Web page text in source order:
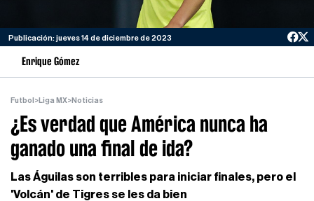
Publicación: jueves 14 de diciembre de 2023
Enrique Gómez
Futbol >Liga MX>Noticias
¿Es verdad que América nunca ha
ganado una final de ida?
Las Águilas son terribles para iniciar finales, pero el
'Volcán' de Tigres se les da bien